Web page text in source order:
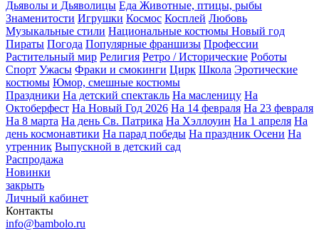
Дьяволы и Дьяволицы Еда Животные, птицы, рыбы
Знаменитости Игрушки Космос Косплей Любовь
Музыкальные стили Национальные костюмы Новый год
Пираты Погода Популярные франшизы Профессии
Растительный мир Религия Ретро / Исторические Роботы
Спорт Ужасы Фраки и смокинги Цирк Школа Эротические
костюмы Юмор, смешные костюмы
Праздники На детский спектакль На масленицу На
Октоберфест На Новый Год 2026 На 14 февраля На 23 февраля
На 8 марта На день Св. Патрика На Хэллоуин На 1 апреля На
день космонавтики На парад победы На праздник Осени На
утренник Выпускной в детский сад
Распродажа
Новинки
закрыть
Личный кабинет
Контакты
info@bambolo.ru